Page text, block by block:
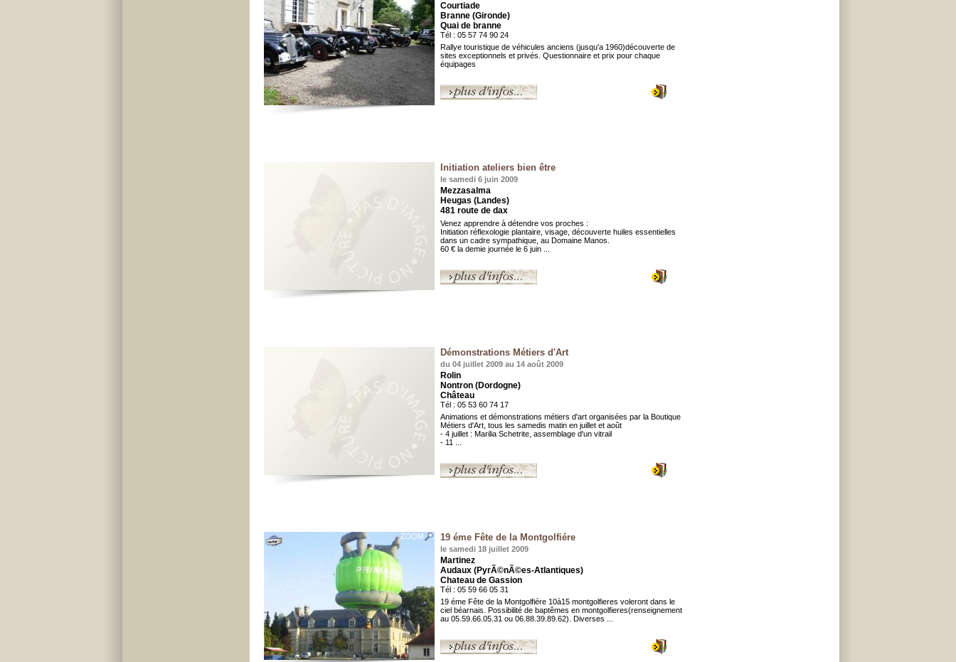
Courtiade
Branne (Gironde)
Quai de branne
Tél : 05 57 74 90 24
Rallye touristique de véhicules anciens (jusqu'a 1960)découverte de
sites exceptionnels et privés. Questionnaire et prix pour chaque
équipages
Initiation ateliers bien être
le samedi 6 juin 2009
Mezzasalma
Heugas (Landes)
481 route de dax
Venez apprendre à détendre vos proches :
Initiation réflexologie plantaire, visage, découverte huiles essentielles
dans un cadre sympathique, au Domaine Manos.
60 € la demie journée le 6 juin ...
Démonstrations Métiers d'Art
du 04 juillet 2009 au 14 août 2009
Rolin
Nontron (Dordogne)
Château
Tél : 05 53 60 74 17
Animations et démonstrations métiers d'art organisées par la Boutique
Métiers d'Art, tous les samedis matin en juillet et août
- 4 juillet : Marilia Schetrite, assemblage d'un vitrail
- 11 ...
19 éme Fête de la Montgolfiére
le samedi 18 juillet 2009
Martinez
Audaux (PyrÃ©nÃ©es-Atlantiques)
Chateau de Gassion
Tél : 05 59 66 05 31
19 éme Fête de la Montgolfiére 10à15 montgolfieres voleront dans le
ciel béarnais. Possibilité de baptêmes en montgolfieres(renseignement
au 05.59.66.05.31 ou 06.88.39.89.62). Diverses ...